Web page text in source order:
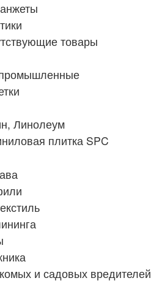
товары
Линолеум
плитка SPC
и садовых вредителей